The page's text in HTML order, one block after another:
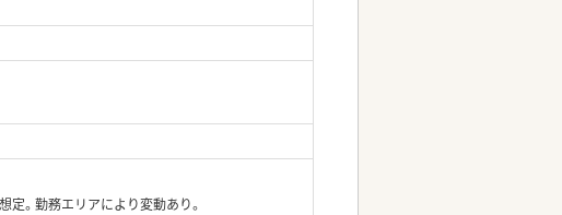
定。勤務エリアにより変動あり。